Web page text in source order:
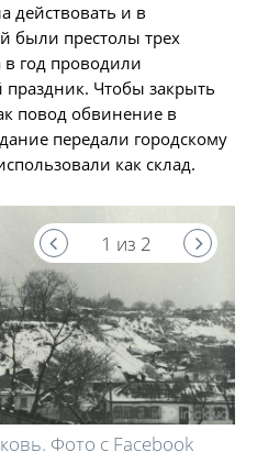
действовать и в
были престолы трех
в год проводили
Чтобы закрыть
повод обвинение в
передали городскому
как склад.
Фото с Facebook
1 из 2